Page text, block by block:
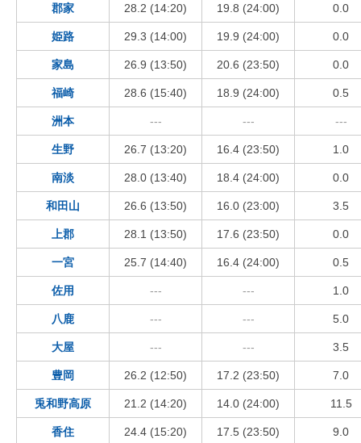
郡家 28.2 (14:20) 19.8 (24:00) 0.0
姫路 29.3 (14:00) 19.9 (24:00) 0.0
家島 26.9 (13:50) 20.6 (23:50) 0.0
福崎 28.6 (15:40) 18.9 (24:00) 0.5
洲本 --- --- ---
生野 26.7 (13:20) 16.4 (23:50) 1.0
南淡 28.0 (13:40) 18.4 (24:00) 0.0
和田山 26.6 (13:50) 16.0 (23:00) 3.5
上郡 28.1 (13:50) 17.6 (23:50) 0.0
一宮 25.7 (14:40) 16.4 (24:00) 0.5
佐用 --- --- 1.0
八鹿 --- --- 5.0
大屋 --- --- 3.5
豊岡 26.2 (12:50) 17.2 (23:50) 7.0
兎和野高原 21.2 (14:20) 14.0 (24:00) 11.5
香住 24.4 (15:20) 17.5 (23:50) 9.0